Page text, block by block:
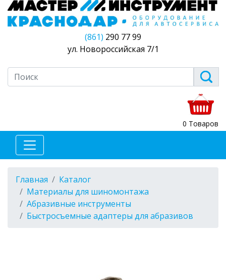
(861) 290 77 99
ул. Новороссийская 7/1
0 Товаров
Главная
Каталог
Материалы для шиномонтажа
Абразивные инструменты
Быстросъемные адаптеры для абразивов